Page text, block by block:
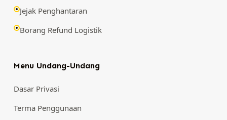
Jejak Penghantaran
Borang Refund Logistik
Menu Undang-Undang
Dasar Privasi
Terma Penggunaan